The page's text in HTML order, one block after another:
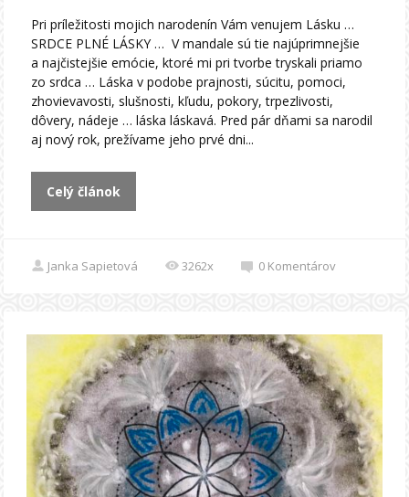
Pri príležitosti mojich narodenín Vám venujem Lásku …
SRDCE PLNÉ LÁSKY … V mandale sú tie najúprimnejšie
a najčistejšie emócie, ktoré mi pri tvorbe tryskali priamo
zo srdca … Láska v podobe prajnosti, súcitu, pomoci,
zhovievavosti, slušnosti, kľudu, pokory, trpezlivosti,
dôvery, nádeje … láska láskavá. Pred pár dňami sa narodil
aj nový rok, prežívame jeho prvé dni...
Celý článok
Janka Sapietová 3262x 0 Komentárov